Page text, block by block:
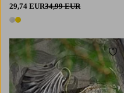
29,74 EUR34,99 EUR
2 värejä